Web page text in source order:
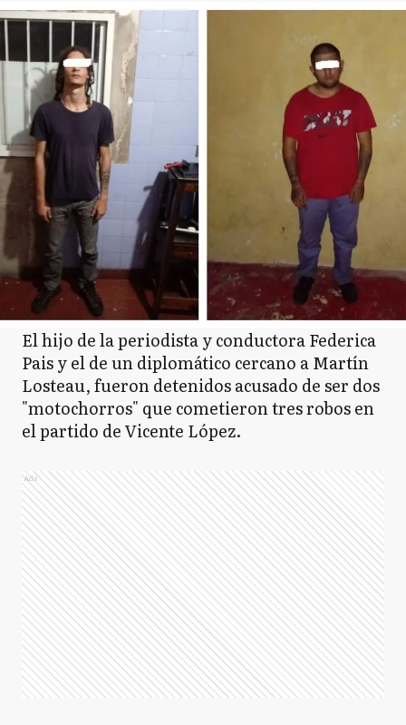
El hijo de la periodista y conductora Federica
Pais y el de un diplomático cercano a Martín
Losteau, fueron detenidos acusado de ser dos
"motochorros" que cometieron tres robos en
el partido de Vicente López.
Ads